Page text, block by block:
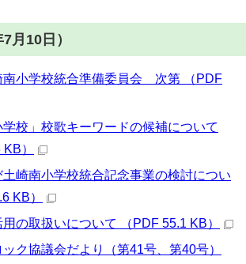
月10日）
南小学校統合準備委員会 次第 （PDF
校」校歌キーワードの候補について
）
崎南小学校統合記念事業の検討につい
KB）
の取扱いについて （PDF 55.1 KB）
ク協議会だより（第41号、第40号）